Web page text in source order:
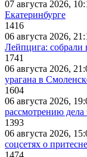
07 августа 2026,
Екатеринбурге
1416
06 августа 2026,
Лейпцига: собрали
1741
06 августа 2026,
урагана в
1604
06 августа 2026,
рассмотрению
1393
06 августа 2026,
соцсетях о
1474